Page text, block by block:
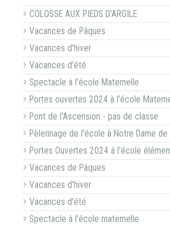
COLOSSE AUX PIEDS D'ARGILE
Vacances de Pâques
Vacances d'hiver
Vacances d'été
Spectacle à l'école Maternelle
Portes ouvertes 2024 à l'école
Pont de l'Ascension - pas de classe
Pèlerinage de l'école à Notre Dame de
Portes Ouvertes 2024 à l'école
Vacances de Pâques
Vacances d'hiver
Vacances d'été
Spectacle à l'école maternelle